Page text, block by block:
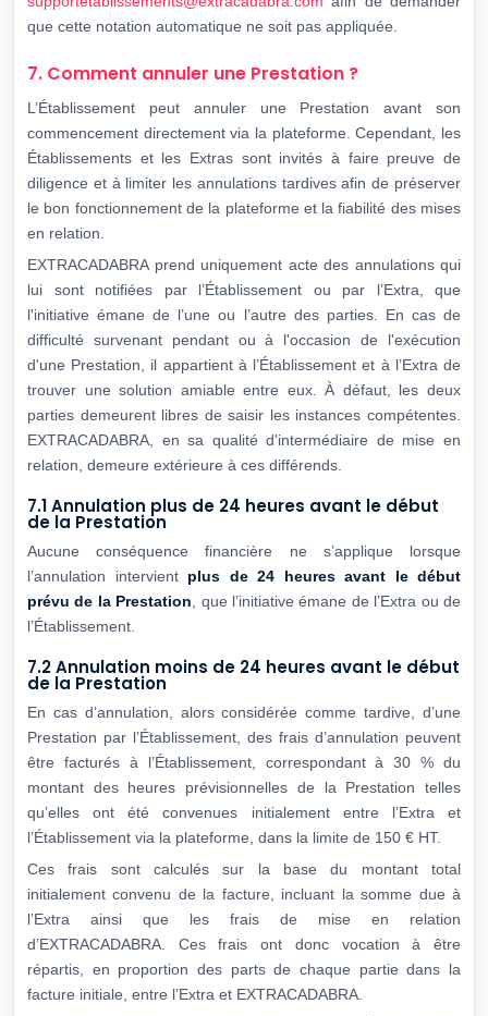
que cette notation automatique ne soit pas appliquée.
7. Comment annuler une Prestation ?
L’Établissement peut annuler une Prestation avant son
commencement directement via la plateforme. Cependant, les
Établissements et les Extras sont invités à faire preuve de
diligence et à limiter les annulations tardives afin de préserver
le bon fonctionnement de la plateforme et la fiabilité des mises
en relation.
EXTRACADABRA prend uniquement acte des annulations qui
lui sont notifiées par l’Établissement ou par l’Extra, que
l'initiative émane de l’une ou l’autre des parties. En cas de
difficulté survenant pendant ou à l'occasion de l'exécution
d'une Prestation, il appartient à l’Établissement et à l’Extra de
trouver une solution amiable entre eux. À défaut, les deux
parties demeurent libres de saisir les instances compétentes.
EXTRACADABRA, en sa qualité d'intermédiaire de mise en
relation, demeure extérieure à ces différends.
7.1 Annulation plus de 24 heures avant le début
de la Prestation
Aucune conséquence financière ne s’applique lorsque
l’annulation intervient plus de 24
heures avant le début
prévu de la Prestation , que l’initiative émane de l’Extra ou de
l’Établissement.
7.2 Annulation moins de 24 heures avant le début
de la Prestation
En cas d’annulation, alors considérée comme tardive, d’une
Prestation par l’Établissement, des frais d’annulation peuvent
être facturés à l’Établissement, correspondant à 30 % du
montant des heures prévisionnelles de la Prestation telles
qu’elles ont été convenues initialement entre l’Extra et
l’Établissement via la plateforme, dans la limite de 150 € HT.
Ces frais sont calculés sur la base du montant total
initialement convenu de la facture, incluant la somme due à
l’Extra ainsi que les frais de mise en relation
d’EXTRACADABRA. Ces frais ont donc vocation à être
répartis, en proportion des parts de chaque partie dans la
facture initiale, entre l’Extra et EXTRACADABRA.